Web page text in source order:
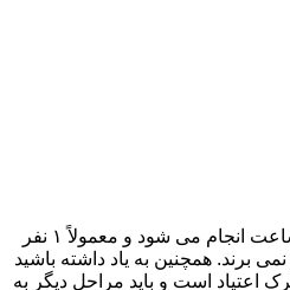
سم زدایی فوق سریع در چند ساعت انجام می شود و معمولاً ۱ نفر
در نمی برند. همچنین به یاد داشته باشید
اعتیاد است و باید مراحل دیگر به